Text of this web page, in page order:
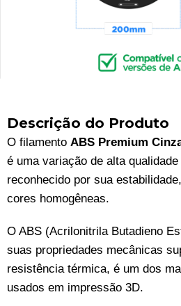
Descrição do Produto
O filamento ABS Premium
é uma variação de alta
reconhecido por sua
cores homogêneas.
O ABS (Acrilonitrila Butadieno
suas propriedades mecânicas
resistência térmica, é um dos
usados em impressão 3D.